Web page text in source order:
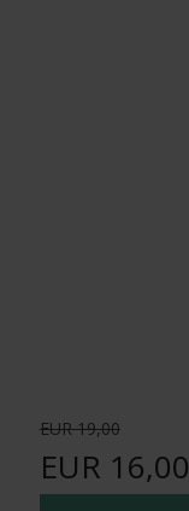
EUR 19,00
EUR 16,00